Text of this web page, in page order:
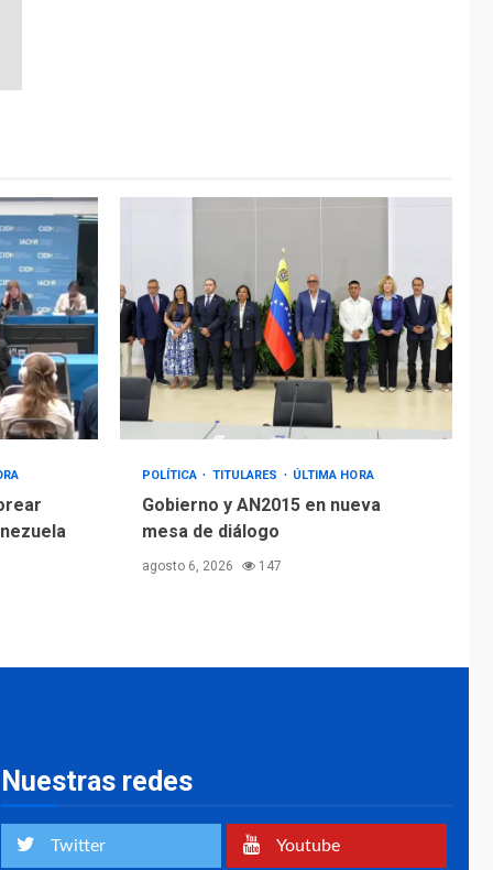
POLÍTICA TITULARES ÚLTIMA HORA
Gobierno y AN2015 en nueva
mesa de diálogo
agosto 6, 2026 147
Nuestras redes
Twitter Youtube